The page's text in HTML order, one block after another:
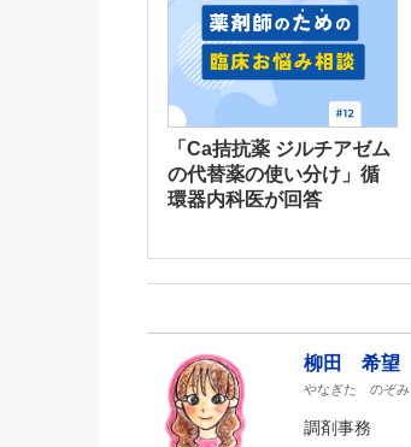
「Ca拮抗薬 ジルチアゼム
の代替薬の使い分け」循
環器内科医が回答
柳田 希望
やなぎた のぞみ
調剤事務